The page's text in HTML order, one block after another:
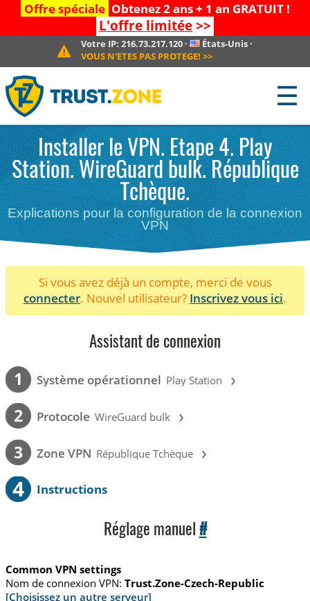
Offre spéciale Obtenez 2 ans + 1 an GRATUIT !
L'offre limitée>>
Votre IP: 216.73.217.120· États-Unis ·
VOUS N'ETES PAS PROTEGE! >>
☰
Installer le VPN. Etape 4. Play
Station. WireGuard bulk. République
Tchèque.
Explications pour la configuration de la connexion
VPN
Si vous avez déjà un compte, merci de vous
connecter. Nouvel utilisateur? Inscrivez vous ici.
Assistant de connexion
1 Système opérationnel Play Station ›
2 Protocole WireGuard bulk ›
3 Zone VPN République Tchèque ›
4 Instructions
Réglage manuel #
Common VPN settings
Nom de connexion VPN: Trust.Zone-Czech-Republic
[Choisissez un autre serveur]